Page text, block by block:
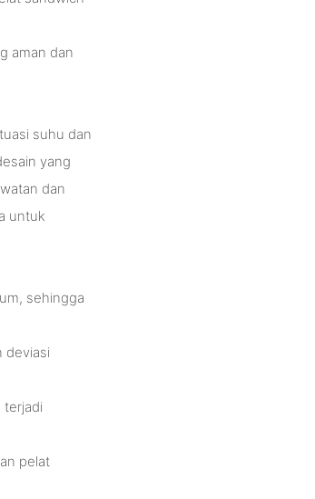
aman dan
suhu dan
yang
dan
untuk
sehingga
deviasi
pelat